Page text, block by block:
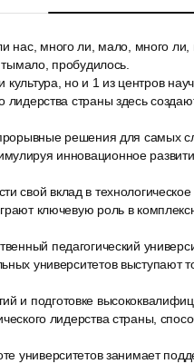
нас, много ли, мало, много
пробудилось.
культура, но и 1 из центров
лидерства страны здесь
решения для самых
инновационное
свой вклад в
ключевую роль в
педагогический
университетов выступают
и подготовке
лидерства страны,
университетов занимает